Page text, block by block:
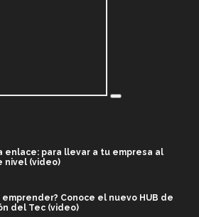
enlace: para llevar a tu empresa al
nivel (video)
emprender? Conoce el nuevo HUB de
del Tec (video)